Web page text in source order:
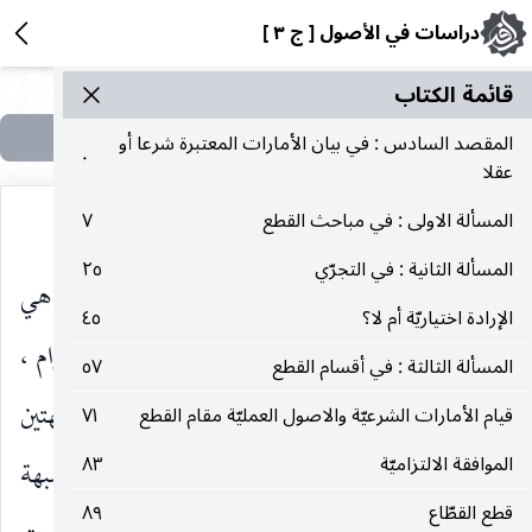
دراسات في الأصول [ ج ٣ ]
قائمة الکتاب
المقصد السادس : في بيان الأمارات المعتبرة شرعا أو
عقلا
٠
المسألة الاولى : في مباحث القطع
٧
المسألة الثانية : في التجرّي
٢٥
الإرادة اختياريّة أم لا؟
٤٥
المسألة الثالثة : في أقسام القطع
٥٧
قيام الأمارات الشرعيّة والاصول العمليّة مقام القطع
٧١
الموافقة الالتزاميّة
٨٣
قطع القطّاع
٨٩
المعلوم بالإجمال ـ فبناء على كون الدليل في المقام هي
الروايات الدالّة على حلّيّة المختلط من الحلال والحرام ،
مثل : صحيحة عبد الله بن سنان ، وهي تعمّ كلتا الشبهتين
المحصورة وغير المحصورة ، ولا بدّ من إخراج الشبهة